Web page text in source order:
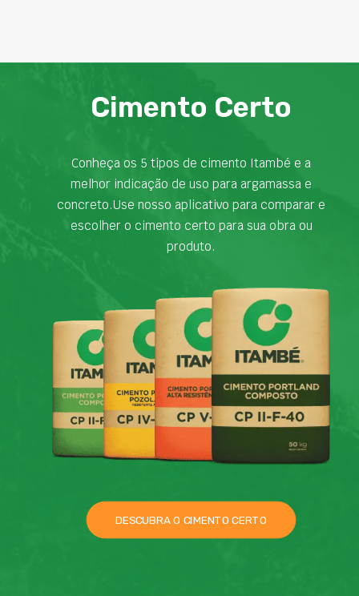
Cimento Certo
Conheça os 5 tipos de cimento Itambé e a
melhor indicação de uso para argamassa e
concreto.Use nosso aplicativo para comparar e
escolher o cimento certo para sua obra ou
produto.
DESCUBRA O CIMENTO CERTO